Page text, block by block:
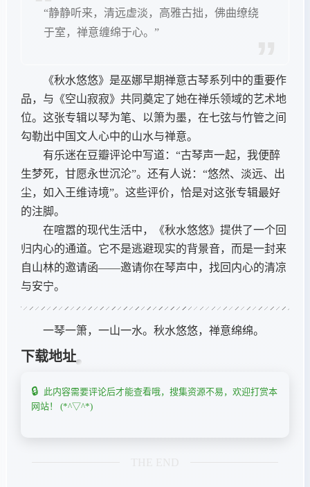
“静静听来，清远虚淡，高雅古拙，佛曲缭绕
于室，禅意缠绵于心。”
《秋水悠悠》是巫娜早期禅意古琴系列中的重要作
品，与《空山寂寂》共同奠定了她在禅乐领域的艺术地
位。这张专辑以琴为笔、以箫为墨，在七弦与竹管之间
勾勒出中国文人心中的山水与禅意。
有乐迷在豆瓣评论中写道：“古琴声一起，我便醉
生梦死，甘愿永世沉沦”。还有人说：“悠然、淡远、出
尘，如入王维诗境”。这些评价，恰是对这张专辑最好
的注脚。
在喧嚣的现代生活中，《秋水悠悠》提供了一个回
归内心的通道。它不是逃避现实的背景音，而是一封来
自山林的邀请函——邀请你在琴声中，找回内心的清凉
与安宁。
一琴一箫，一山一水。秋水悠悠，禅意绵绵。
下载地址
此内容需要评论后才能查看哦，搜集资源不易，欢迎打赏本
网站！ (*^▽^*)